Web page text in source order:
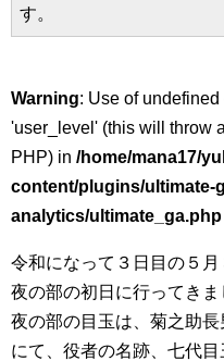
す。
Warning: Use of
'user_level' (this will throw
PHP) in /home/mana17/
content/plugins/ultimate-
analytics/ultimate_ga.php
令和になって３日目の５月
夜の部の初日に行ってきま
夜の部の目玉は、菊之助長
にて、役者の名跡、七代